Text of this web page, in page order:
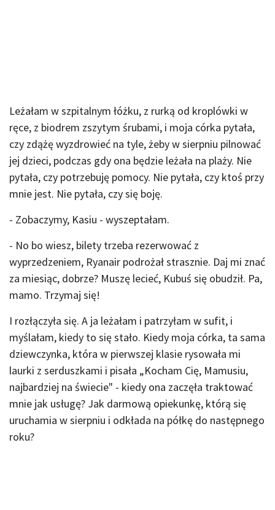
Leżałam w szpitalnym łóżku, z rurką od kroplówki w
ręce, z biodrem zszytym śrubami, i moja córka pytała,
czy zdążę wyzdrowieć na tyle, żeby w sierpniu pilnować
jej dzieci, podczas gdy ona będzie leżała na plaży. Nie
pytała, czy potrzebuję pomocy. Nie pytała, czy ktoś przy
mnie jest. Nie pytała, czy się boję.
- Zobaczymy, Kasiu - wyszeptałam.
- No bo wiesz, bilety trzeba rezerwować z
wyprzedzeniem, Ryanair podrożał strasznie. Daj mi znać
za miesiąc, dobrze? Muszę lecieć, Kubuś się obudził. Pa,
mamo. Trzymaj się!
I rozłączyła się. A ja leżałam i patrzyłam w sufit, i
myślałam, kiedy to się stało. Kiedy moja córka, ta sama
dziewczynka, która w pierwszej klasie rysowała mi
laurki z serduszkami i pisała „Kocham Cię, Mamusiu,
najbardziej na świecie" - kiedy ona zaczęła traktować
mnie jak usługę? Jak darmową opiekunkę, którą się
uruchamia w sierpniu i odkłada na półkę do następnego
roku?